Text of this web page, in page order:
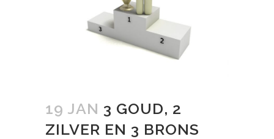
19 JAN 3 GOUD, 2
ZILVER EN 3 BRONS